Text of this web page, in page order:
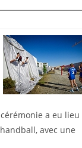
a eu lieu
avec une